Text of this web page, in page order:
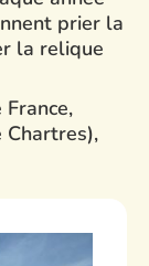
prier la
la relique